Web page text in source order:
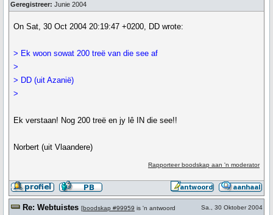
Geregistreer: Junie 2004
On Sat, 30 Oct 2004 20:19:47 +0200, DD wrote:
> Ek woon sowat 200 treë van die see af
>
> DD (uit Azanië)
>
Ek verstaan! Nog 200 treë en jy lê IN die see!!
Norbert (uit Vlaandere)
Rapporteer boodskap aan 'n moderator
Re: Webtuistes [boodskap #99959 is 'n antwoord
Sa., 30 Oktober 2004